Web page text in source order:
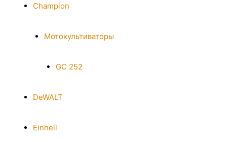
Champion
Мотокультиваторы
GC 252
DeWALT
Einhell